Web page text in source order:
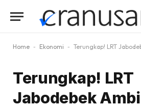
Home - Ekonomi - Terungkap! LRT Jabodebek Ambil Langkah Strategis di Jam
Terungkap! LRT
Jabodebek